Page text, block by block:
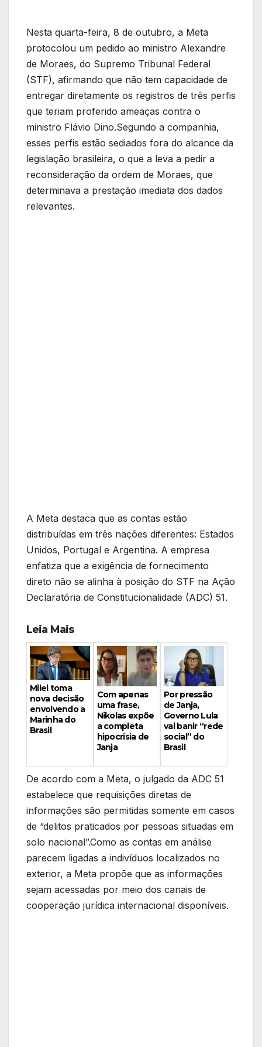
Nesta quarta-feira, 8 de outubro, a Meta
protocolou um pedido ao ministro Alexandre
de Moraes, do Supremo Tribunal Federal
(STF), afirmando que não tem capacidade de
entregar diretamente os registros de três perfis
que teriam proferido ameaças contra o
ministro Flávio Dino.Segundo a companhia,
esses perfis estão sediados fora do alcance da
legislação brasileira, o que a leva a pedir a
reconsideração da ordem de Moraes, que
determinava a prestação imediata dos dados
relevantes.
A Meta destaca que as contas estão
distribuídas em três nações diferentes: Estados
Unidos, Portugal e Argentina. A empresa
enfatiza que a exigência de fornecimento
direto não se alinha à posição do STF na Ação
Declaratória de Constitucionalidade (ADC) 51.
Leia Mais
Milei toma
nova decisão
envolvendo a
Marinha do
Brasil
Com apenas
uma frase,
Nikolas expõe
a completa
hipocrisia de
Janja
Por pressão
de Janja,
Governo Lula
vai banir “rede
social” do
Brasil
De acordo com a Meta, o julgado da ADC 51
estabelece que requisições diretas de
informações são permitidas somente em casos
de “delitos praticados por pessoas situadas em
solo nacional”.Como as contas em análise
parecem ligadas a indivíduos localizados no
exterior, a Meta propõe que as informações
sejam acessadas por meio dos canais de
cooperação jurídica internacional disponíveis.